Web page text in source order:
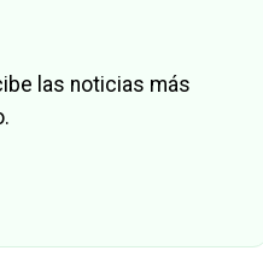
las noticias más